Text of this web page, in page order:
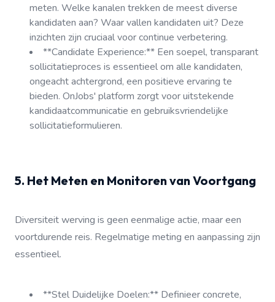
meten. Welke kanalen trekken de meest diverse
kandidaten aan? Waar vallen kandidaten uit? Deze
inzichten zijn cruciaal voor continue verbetering.
**Candidate Experience:** Een soepel, transparant
sollicitatieproces is essentieel om alle kandidaten,
ongeacht achtergrond, een positieve ervaring te
bieden. OnJobs' platform zorgt voor uitstekende
kandidaatcommunicatie en gebruiksvriendelijke
sollicitatieformulieren.
5. Het Meten en Monitoren van Voortgang
Diversiteit werving is geen eenmalige actie, maar een
voortdurende reis. Regelmatige meting en aanpassing zijn
essentieel.
**Stel Duidelijke Doelen:** Definieer concrete,